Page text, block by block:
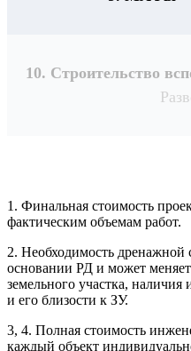
10. Строительство
1. Финальная стоимость
фактическим объемам работ.
2. Необходимость дренажной
основании РД и может
земельного участка,
и его близости к ЗУ.
3, 4. Полная стоимость
каждый объект